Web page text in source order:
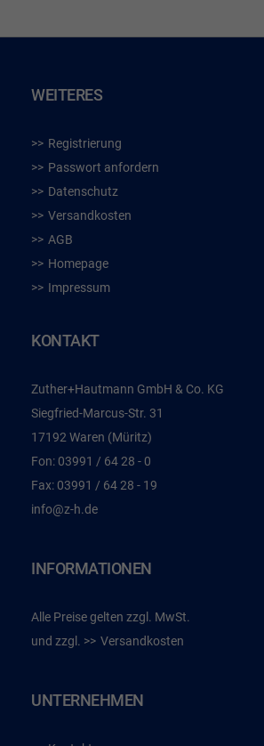
WEITERES
Registrierung
Passwort anfordern
Datenschutz
Versandkosten
AGB
Homepage
Impressum
KONTAKT
Zuther+Hautmann GmbH & Co. KG
Siegfried-Marcus-Str. 31
17192 Waren (Müritz)
Fon: 03991 / 64 28 - 0
Fax: 03991 / 64 28 - 19
info@z-h.de
INFORMATIONEN
Alle Preise gelten zzgl. MwSt.
und zzgl.
Versandkosten
UNTERNEHMEN